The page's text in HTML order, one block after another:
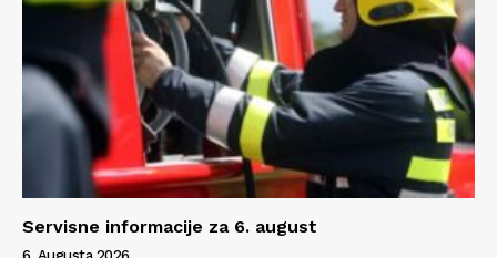
Servisne informacije za 6. august